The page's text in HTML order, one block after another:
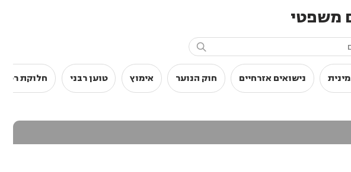
משפטי

נישואים אזרחיים חוק הנוער אימוץ טוען רבני חלוקת